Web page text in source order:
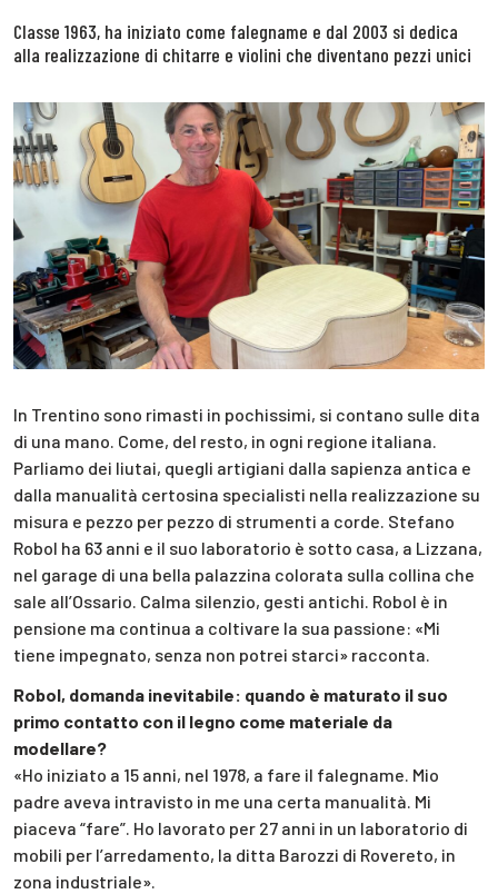
Classe 1963, ha iniziato come falegname e dal 2003 si dedica
alla realizzazione di chitarre e violini che diventano pezzi unici
In Trentino sono rimasti in pochissimi, si contano sulle dita
di una mano. Come, del resto, in ogni regione italiana.
Parliamo dei liutai, quegli artigiani dalla sapienza antica e
dalla manualità certosina specialisti nella realizzazione su
misura e pezzo per pezzo di strumenti a corde. Stefano
Robol ha 63 anni e il suo laboratorio è sotto casa, a Lizzana,
nel garage di una bella palazzina colorata sulla collina che
sale all’Ossario. Calma silenzio, gesti antichi. Robol è in
pensione ma continua a coltivare la sua passione: «Mi
tiene impegnato, senza non potrei starci» racconta.
Robol, domanda inevitabile: quando è maturato il suo
primo contatto con il legno come materiale da
modellare?
«Ho iniziato a 15 anni, nel 1978, a fare il falegname. Mio
padre aveva intravisto in me una certa manualità. Mi
piaceva “fare”. Ho lavorato per 27 anni in un laboratorio di
mobili per l’arredamento, la ditta Barozzi di Rovereto, in
zona industriale».